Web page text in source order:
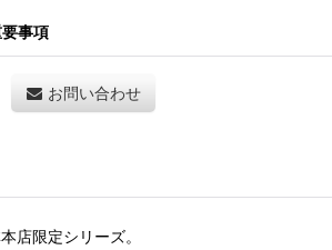
事項
お問い合わせ
店限定シリーズ。